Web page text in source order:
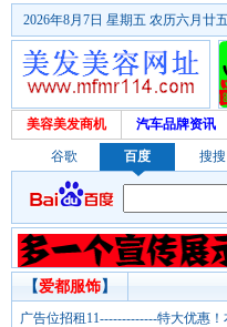
2026年8月7日 星期五 农历六月廿
美容美发商机 汽车品牌资讯
谷歌 百度 搜搜
【爱都服饰】
广告位招租11-------------特大优惠